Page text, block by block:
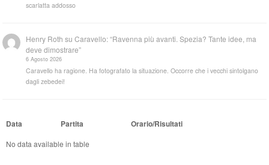
scarlatta addosso
Henry Roth suCaravello: “Ravenna più avanti. Spezia? Tante idee, ma
deve dimostrare”
6 Agosto 2026
Caravello ha ragione. Ha fotografato la situazione. Occorre che i vecchi sintolgano
dagli zebedei!
Data Partita Orario/Risultati
No data available in table